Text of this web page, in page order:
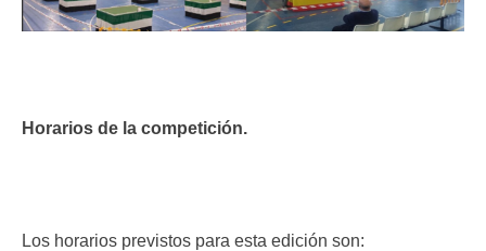
Horarios de la competición.
Los horarios previstos para esta edición son: